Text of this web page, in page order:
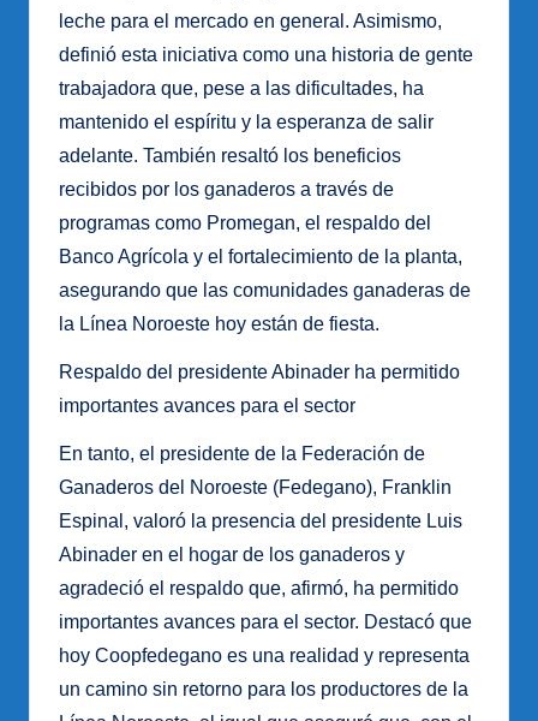
leche para el mercado en general. Asimismo,
definió esta iniciativa como una historia de gente
trabajadora que, pese a las dificultades, ha
mantenido el espíritu y la esperanza de salir
adelante. También resaltó los beneficios
recibidos por los ganaderos a través de
programas como Promegan, el respaldo del
Banco Agrícola y el fortalecimiento de la planta,
asegurando que las comunidades ganaderas de
la Línea Noroeste hoy están de fiesta.
Respaldo del presidente Abinader ha permitido
importantes avances para el sector
En tanto, el presidente de la Federación de
Ganaderos del Noroeste (Fedegano), Franklin
Espinal, valoró la presencia del presidente Luis
Abinader en el hogar de los ganaderos y
agradeció el respaldo que, afirmó, ha permitido
importantes avances para el sector. Destacó que
hoy Coopfedegano es una realidad y representa
un camino sin retorno para los productores de la